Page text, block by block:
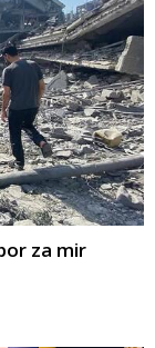
za mir